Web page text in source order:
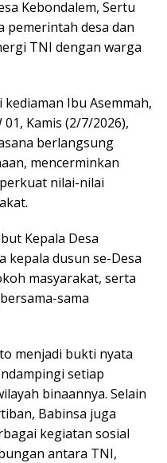
Kebondalem, Sertu
pemerintah desa dan
TNI dengan warga
Ibu Asemmah,
Kamis (2/7/2026),
berlangsung
mencerminkan
nilai-nilai
Kepala Desa
kepala dusun se-Desa
masyarakat, serta
sama
menjadi bukti nyata
setiap
binaannya. Selain
Babinsa juga
kegiatan sosial
antara TNI,